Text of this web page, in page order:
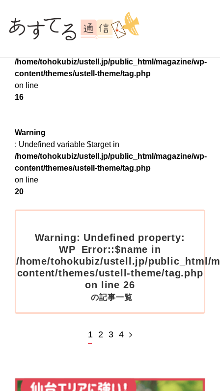
Warning
/home/tohokubiz/ustell.jp/public_html/magazine/wp-
content/themes/ustell-theme/tag.php
on line
16
Warning
: Undefined variable $target in
/home/tohokubiz/ustell.jp/public_html/magazine/wp-
content/themes/ustell-theme/tag.php
on line
20
Warning: Undefined property:
WP_Error::$name in
/home/tohokubiz/ustell.jp/public_html/
content/themes/ustell-theme/tag.php
on line 26
の記事一覧
1 2 3 4